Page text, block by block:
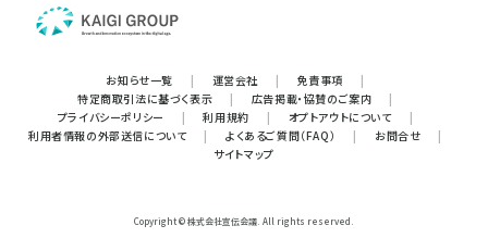
お知らせ一覧 | 運営会社 | 免責事項
|
特定商取引法に基づく表示
| 広告掲載・協賛のご案内
|
プライバシーポリシー
| 利用規約 | オプトアウトについて
|
利用者情報の外部送信について
| よくあるご質問（FAQ） | お問合せ
|
サイトマップ
Copyright © 株式会社宣伝会議. All rights reserved.